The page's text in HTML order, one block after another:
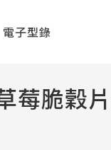
電子型錄
莓脆穀片